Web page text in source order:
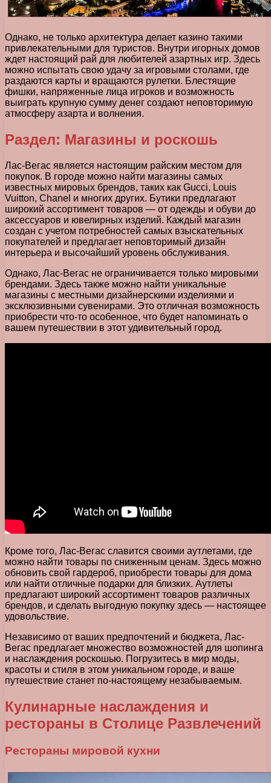
Однако, не только архитектура делает казино такими
привлекательными для туристов. Внутри игорных домов
ждет настоящий рай для любителей азартных игр. Здесь
можно испытать свою удачу за игровыми столами, где
раздаются карты и вращаются рулетки. Блестящие
фишки, напряженные лица игроков и возможность
выиграть крупную сумму денег создают неповторимую
атмосферу азарта и волнения.
Раздел: Магазины и роскошь
Лас-Вегас является настоящим райским местом для
покупок. В городе можно найти магазины самых
известных мировых брендов, таких как Gucci, Louis
Vuitton, Chanel и многих других. Бутики предлагают
широкий ассортимент товаров — от одежды и обуви до
аксессуаров и ювелирных изделий. Каждый магазин
создан с учетом потребностей самых взыскательных
покупателей и предлагает неповторимый дизайн
интерьера и высочайший уровень обслуживания.
Однако, Лас-Вегас не ограничивается только мировыми
брендами. Здесь также можно найти уникальные
магазины с местными дизайнерскими изделиями и
эксклюзивными сувенирами. Это отличная возможность
приобрести что-то особенное, что будет напоминать о
вашем путешествии в этот удивительный город.
Кроме того, Лас-Вегас славится своими аутлетами, где
можно найти товары по сниженным ценам. Здесь можно
обновить свой гардероб, приобрести товары для дома
или найти отличные подарки для близких. Аутлеты
предлагают широкий ассортимент товаров различных
брендов, и сделать выгодную покупку здесь — настоящее
удовольствие.
Независимо от ваших предпочтений и бюджета, Лас-
Вегас предлагает множество возможностей для шопинга
и наслаждения роскошью. Погрузитесь в мир моды,
красоты и стиля в этом уникальном городе, и ваше
путешествие станет по-настоящему незабываемым.
Кулинарные наслаждения и
рестораны в Столице Развлечений
Рестораны мировой кухни